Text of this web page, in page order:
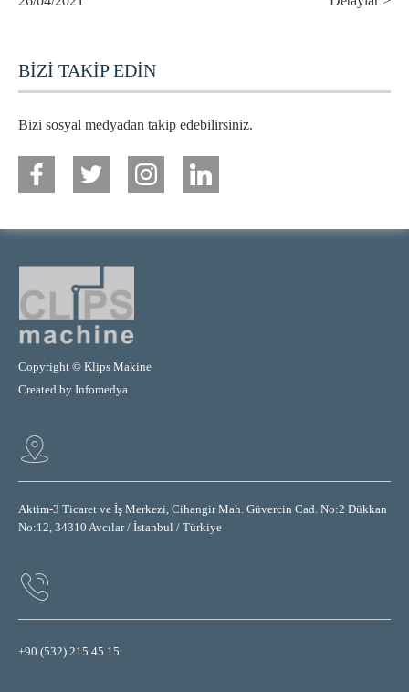
BİZİ TAKİP EDİN
Bizi sosyal medyadan takip edebilirsiniz.
Copyright © Klips Makine
Created by Infomedya
Aktim-3 Ticaret ve İş Merkezi, Cihangir Mah. Güvercin Cad. No:2 Dükkan
No:12, 34310 Avcılar / İstanbul / Türkiye
+90 (532) 215 45 15